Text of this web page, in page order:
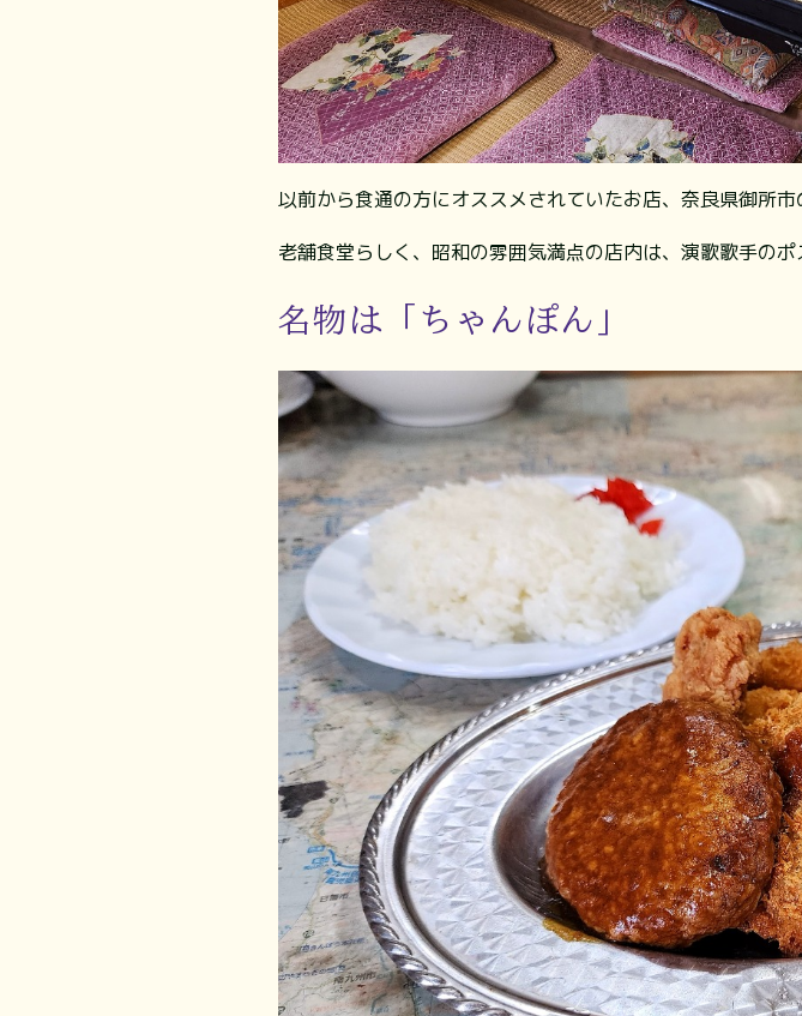
以前から食通の方にオススメされていたお店、奈良県御所市
老舗食堂らしく、昭和の雰囲気満点の店内は、演歌歌手の
名物は「ちゃんぽん」